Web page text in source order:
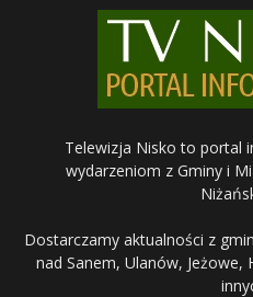
Telewizja Nisko to portal
wydarzeniom z Gminy i
Dostarczamy aktualności z
nad Sanem, Ulanów, Jeżowe,